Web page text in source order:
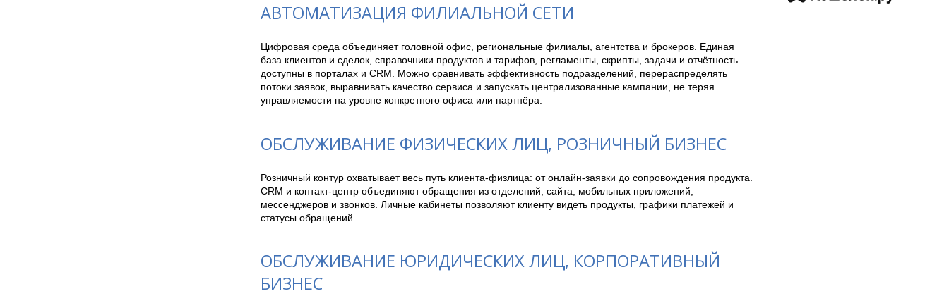
АВТОМАТИЗАЦИЯ ФИЛИАЛЬНОЙ СЕТИ
Цифровая среда объединяет головной офис, региональные филиалы, агентства и брокеров. Единая
база клиентов и сделок, справочники продуктов и тарифов, регламенты, скрипты, задачи и отчётность
доступны в порталах и CRM. Можно сравнивать эффективность подразделений, перераспределять
потоки заявок, выравнивать качество сервиса и запускать централизованные кампании, не теряя
управляемости на уровне конкретного офиса или партнёра.
ОБСЛУЖИВАНИЕ ФИЗИЧЕСКИХ ЛИЦ, РОЗНИЧНЫЙ БИЗНЕС
Розничный контур охватывает весь путь клиента-физлица: от онлайн-заявки до сопровождения продукта.
CRM и контакт-центр объединяют обращения из отделений, сайта, мобильных приложений,
мессенджеров и звонков. Личные кабинеты позволяют клиенту видеть продукты, графики платежей и
статусы обращений.
ОБСЛУЖИВАНИЕ ЮРИДИЧЕСКИХ ЛИЦ, КОРПОРАТИВНЫЙ
БИЗНЕС